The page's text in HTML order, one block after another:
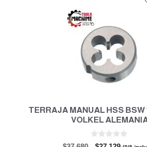
TERRAJA MANUAL HSS BSW
VOLKEL